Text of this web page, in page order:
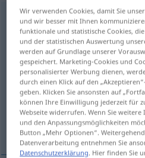
ausbauenv/t
Übersicht aller
(Für mehr Details die Übersetzung
démonter
consolider, étendre,
approfondir
Wir verwenden Cookies, damit Sie
und wir besser mit Ihnen
funktionale und statistische Cookies,
und der statistischen Auswertung
werden auf Grundlage unserer
gespeichert. Marketing-Cookies und
personalisierter Werbung dienen,
durch einen Klick auf den
geben. Klicken Sie ansonsten auf
können Ihre Einwilligung jederzeit für
Webseite widerrufen. Wenn Sie
und den Anpassungsmöglichkeiten
Button „Mehr Optionen“.
Datenverarbeitung entnehmen Sie
Datenschutzerklärung. Hier finden Sie